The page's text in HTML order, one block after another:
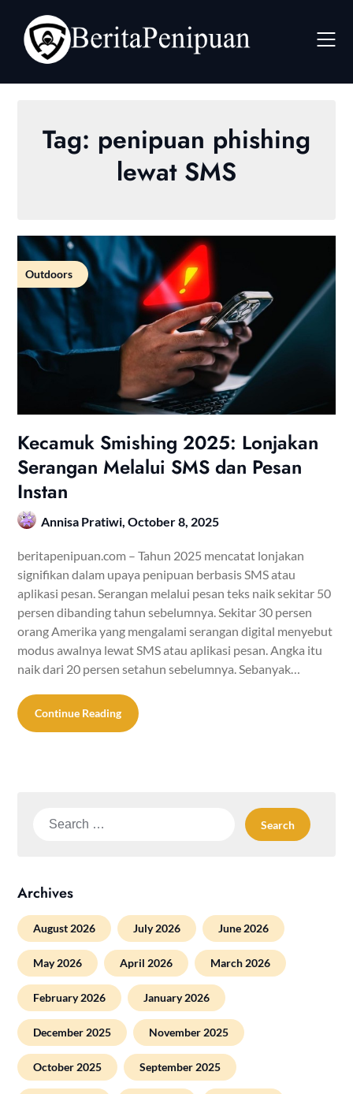
content
Tag: penipuan phishing
lewat SMS
Outdoors
Kecamuk Smishing 2025: Lonjakan
Serangan Melalui SMS dan Pesan
Instan
Annisa Pratiwi,October 8, 2025
beritapenipuan.com – Tahun 2025 mencatat lonjakan
signifikan dalam upaya penipuan berbasis SMS atau
aplikasi pesan. Serangan melalui pesan teks naik sekitar 50
persen dibanding tahun sebelumnya. Sekitar 30 persen
orang Amerika yang mengalami serangan digital menyebut
modus awalnya lewat SMS atau aplikasi pesan. Angka itu
naik dari 20 persen setahun sebelumnya. Sebanyak…
Continue Reading
Search
Archives
August 2026 July 2026 June 2026
May 2026 April 2026 March 2026
February 2026 January 2026
December 2025 November 2025
October 2025 September 2025